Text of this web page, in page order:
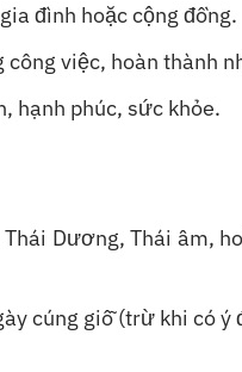
đình hoặc cộng đồng.
việc, hoàn thành
hạnh phúc, sức khỏe.
Dương, Thái âm,
cúng giỗ (trừ khi có ý